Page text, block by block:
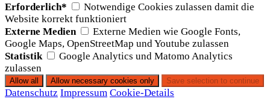
Erforderlich*
Notwendige Cookies zulassen damit die
Website korrekt funktioniert
Externe Medien
Externe Medien wie Google Fonts,
Google Maps, OpenStreetMap und Youtube zulassen
Statistik
Google Analytics und Matomo Analytics
zulassen
Datenschutz Impressum Cookie-Details